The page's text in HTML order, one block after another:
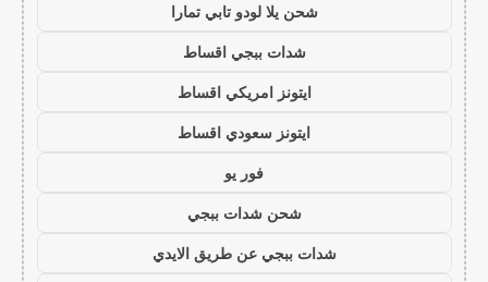
شحن يلا لودو تابي تمارا
شدات ببجي اقساط
ايتونز امريكي اقساط
ايتونز سعودي اقساط
فور يو
شحن شدات ببجي
شدات ببجي عن طريق الايدي